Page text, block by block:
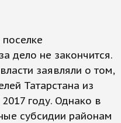
дело не закончится.
заявляли о том,
Татарстана из
году. Однако в
субсидии районам